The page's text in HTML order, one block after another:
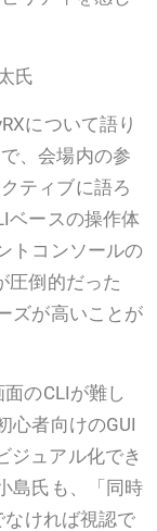
氏
について語り
、会場内の参
ティブに語ろ
ベースの操作体
トコンソールの
圧倒的だった
ズが高いことが
のCLIが難し
心者向けのGUI
ジュアル化でき
島氏も、「同時
なければ視認で